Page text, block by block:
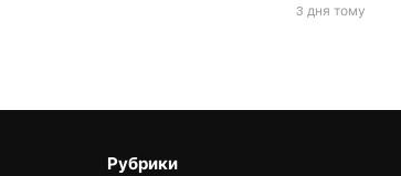
3 дня тому
Рубрики